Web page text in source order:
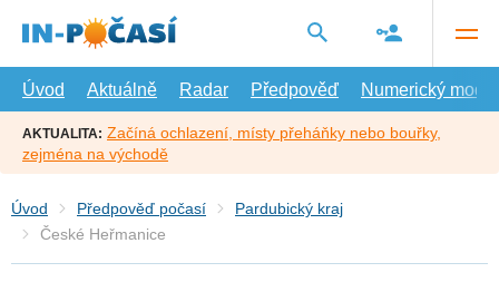
hlavní
Úvod
Aktuálně Radar Předpověď Numerický model
AKTUALITA: Začíná ochlazení, místy přeháňky nebo bouřky,
zejména na východě
Úvod Předpověď počasí
Pardubický kraj
České Heřmanice